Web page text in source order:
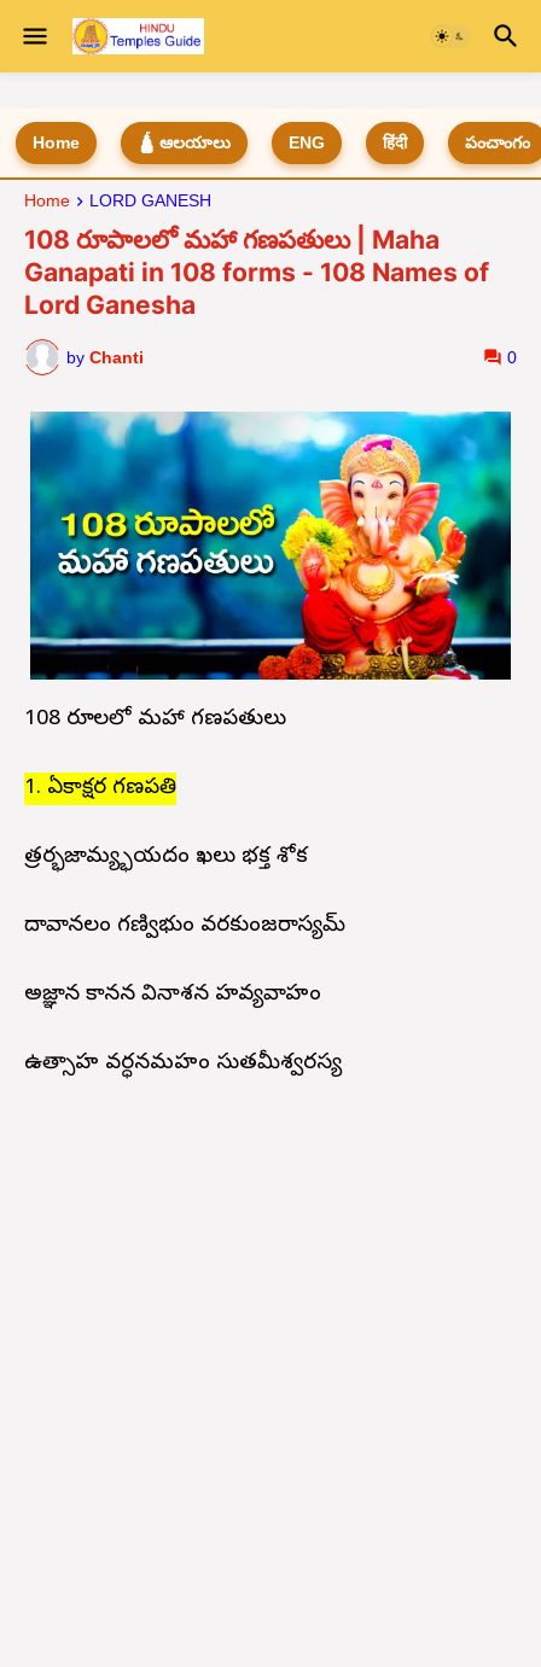
Home 🛕 ఆలయాలు ENG हिंदी పంచాంగం
Home LORD GANESH
108 రూపాలలో మహా గణపతులు | Maha
Ganapati in 108 forms - 108 Names of
Lord Ganesha
by Chanti 0
108 రూపాలలో మహా గణపతులు
1. ఏకాక్షర గణపతి
ప్రాతర్భజామ్య్భయదం ఖలు భక్త శోక
దావానలం గణ్విభుం వరకుంజరాస్యమ్
అజ్ఞాన కానన వినాశన హవ్యవాహం
ఉత్సాహ వర్ధనమహం సుతమీశ్వరస్య